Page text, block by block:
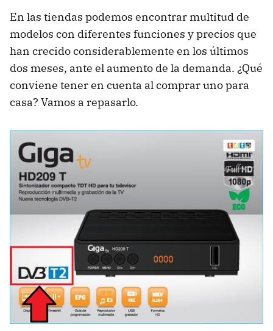
En las tiendas podemos encontrar multitud de
modelos con diferentes funciones y precios que
han crecido considerablemente en los últimos
dos meses, ante el aumento de la demanda. ¿Qué
conviene tener en cuenta al comprar uno para
casa? Vamos a repasarlo.